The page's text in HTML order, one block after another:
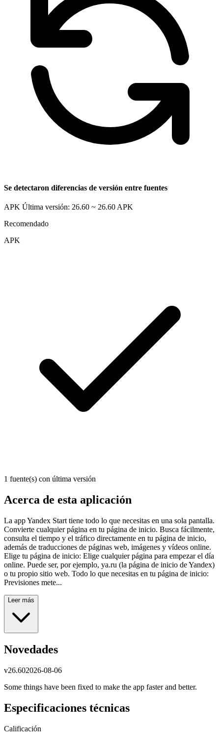
Se detectaron diferencias de versión entre fuentes
APK Última versión: 26.60 ~ 26.60 APK
Recomendado
APK
1 fuente(s) con última versión
Acerca de esta aplicación
La app Yandex Start tiene todo lo que necesitas en una sola pantalla.
Convierte cualquier página en tu página de inicio. Busca fácilmente,
consulta el tiempo y el tráfico directamente en tu página de inicio,
además de traducciones de páginas web, imágenes y vídeos online.
Elige tu página de inicio: Elige cualquier página para empezar el día
online. Puede ser, por ejemplo, ya.ru (la página de inicio de Yandex)
o tu propio sitio web. Todo lo que necesitas en tu página de inicio:
Previsiones mete...
Leer más
Novedades
v26.602026-08-06
Some things have been fixed to make the app faster and better.
Especificaciones técnicas
Calificación